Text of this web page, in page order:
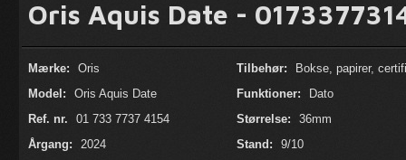
Oris Aquis Date -
Mærke:
Oris
Model:
Oris Aquis Date
Ref. nr.
01 733 7737 4154
Årgang:
2024
Tilbehør:
Bokse, papirer,
Funktioner:
Dato
Størrelse:
36mm
Stand:
9/10